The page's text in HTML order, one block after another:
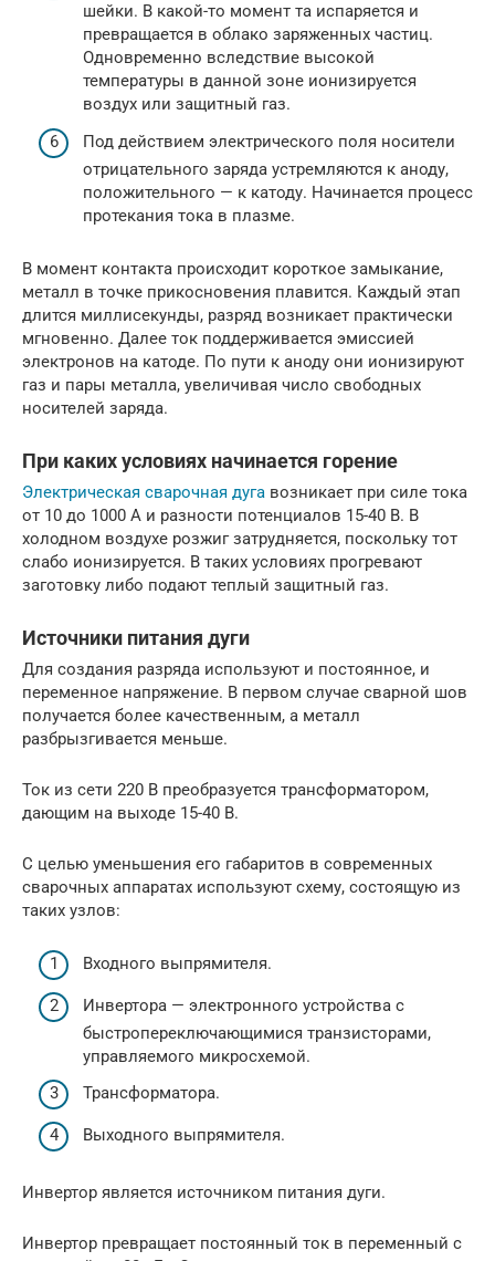
шейки. В какой-то момент та испаряется и
превращается в облако заряженных частиц.
Одновременно вследствие высокой
температуры в данной зоне ионизируется
воздух или защитный газ.
Под действием электрического поля носители
отрицательного заряда устремляются к аноду,
положительного — к катоду. Начинается процесс
протекания тока в плазме.
В момент контакта происходит короткое замыкание,
металл в точке прикосновения плавится. Каждый этап
длится миллисекунды, разряд возникает практически
мгновенно. Далее ток поддерживается эмиссией
электронов на катоде. По пути к аноду они ионизируют
газ и пары металла, увеличивая число свободных
носителей заряда.
При каких условиях начинается горение
Электрическая сварочная дуга возникает при силе тока
от 10 до 1000 А и разности потенциалов 15-40 В. В
холодном воздухе розжиг затрудняется, поскольку тот
слабо ионизируется. В таких условиях прогревают
заготовку либо подают теплый защитный газ.
Источники питания дуги
Для создания разряда используют и постоянное, и
переменное напряжение. В первом случае сварной шов
получается более качественным, а металл
разбрызгивается меньше.
Ток из сети 220 В преобразуется трансформатором,
дающим на выходе 15-40 В.
С целью уменьшения его габаритов в современных
сварочных аппаратах используют схему, состоящую из
таких узлов:
Входного выпрямителя.
Инвертора — электронного устройства с
быстропереключающимися транзисторами,
управляемого микросхемой.
Трансформатора.
Выходного выпрямителя.
Инвертор является источником питания дуги.
Инвертор превращает постоянный ток в переменный с